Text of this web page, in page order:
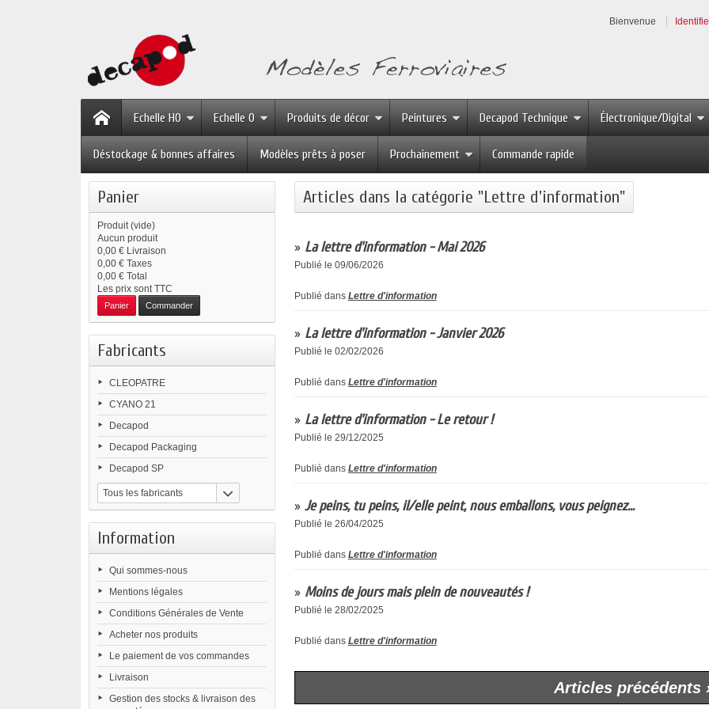
Bienvenue
Echelle HO Echelle O Produits de décor Peintures Decapod Technique Électronique/Digital
Déstockage & bonnes affaires Modèles prêts à poser Prochainement Commande rapide
Panier
Produit (vide)
Aucun produit
0,00 € Livraison
0,00 € Taxes
0,00 € Total
Les prix sont TTC
Panier Commander
Fabricants
CLEOPATRE
CYANO 21
Decapod
Decapod Packaging
Decapod SP
Tous les fabricants
Information
Qui sommes-nous
Mentions légales
Conditions Générales de Vente
Acheter nos produits
Le paiement de vos commandes
Livraison
Gestion des stocks & livraison des
Articles dans la catégorie "Lettre d'information"
» La lettre d'information - Mai 2026
Publié le 09/06/2026
Publié dans Lettre d'information
» La lettre d'information - Janvier 2026
Publié le 02/02/2026
Publié dans Lettre d'information
» La lettre d'information - Le retour !
Publié le 29/12/2025
Publié dans Lettre d'information
» Je peins, tu peins, il/elle peint, nous emballons, vous peignez...
Publié le 26/04/2025
Publié dans Lettre d'information
» Moins de jours mais plein de nouveautés !
Publié le 28/02/2025
Publié dans Lettre d'information
Articles précédents